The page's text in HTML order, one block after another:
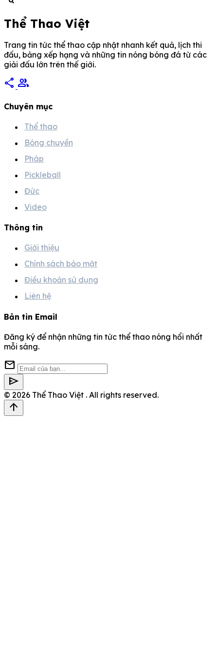
Thể Thao Việt
Trang tin tức thể thao cập nhật nhanh kết quả, lịch thi
đấu, bảng xếp hạng và những tin nóng bóng đá từ các
giải đấu lớn trên thế giới.
share group
Chuyên mục
Thể thao
Bóng chuyền
Pháp
Pickleball
Đức
Video
Thông tin
Giới thiệu
Chính sách bảo mật
Điều khoản sử dụng
Liên hệ
Bản tin Email
Đăng ký để nhận những tin tức thể thao nóng hổi nhất
mỗi sáng.
mail
send
© 2026 Thể Thao Việt . All rights reserved.
arrow_upward